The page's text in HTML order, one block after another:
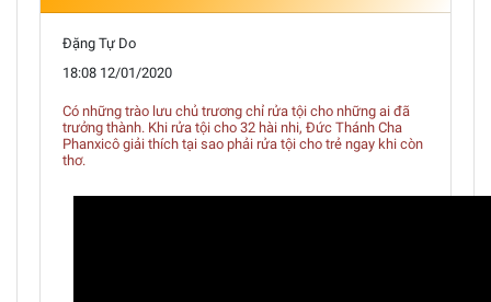
Đặng Tự Do
18:08 12/01/2020
Có những trào lưu chủ trương chỉ rửa tội cho những ai đã
trưởng thành. Khi rửa tội cho 32 hài nhi, Đức Thánh Cha
Phanxicô giải thích tại sao phải rửa tội cho trẻ ngay khi còn
thơ.